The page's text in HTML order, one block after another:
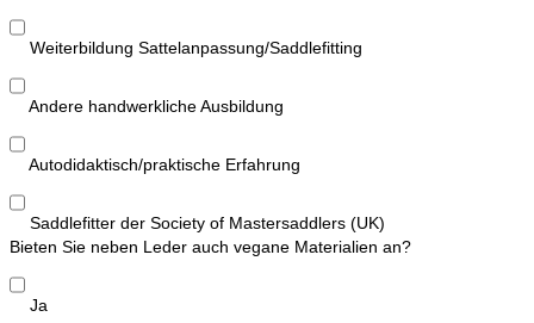
Weiterbildung Sattelanpassung/Saddlefitting
Andere handwerkliche Ausbildung
Autodidaktisch/praktische Erfahrung
Saddlefitter der Society of Mastersaddlers (UK)
Bieten Sie neben Leder auch vegane Materialien an?
Ja